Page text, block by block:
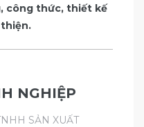
công thức, thiết kế
NGHIỆP
SẢN XUẤT